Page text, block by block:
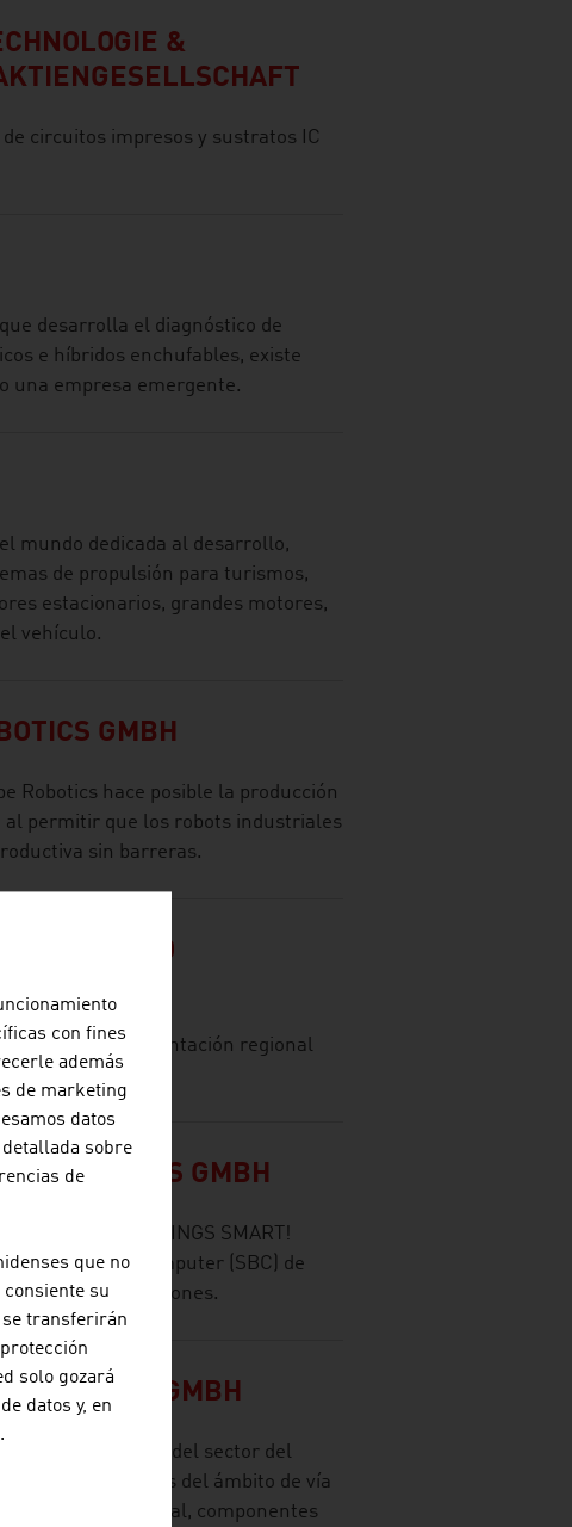
&
circuitos impresos y sustratos IC
desarrolla el diagnóstico de
e híbridos enchufables, existe
una empresa emergente.
mundo dedicada al desarrollo,
de propulsión para turismos,
estacionarios, grandes motores,
vehículo.
GMBH
Robotics hace posible la producción
permitir que los robots industriales
sin barreras.
- OÖ
agencia de implantación regional
SOLUTIONS GMBH
– WE MAKE THINGS SMART!
Board-Computer (SBC) de
de aplicaciones.
GMBH
a los clientes del sector del
de componentes del ámbito de vía
a nivel global, componentes
con fines
además
de marketing
datos
sobre
de
que no
su
transferirán
solo gozará
datos y, en